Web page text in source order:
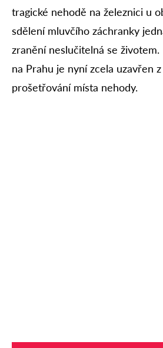
tragické nehodě na železnici u
sdělení mluvčího záchranky
zranění neslučitelná se
na Prahu je nyní zcela uzavřen
prošetřování místa nehody.